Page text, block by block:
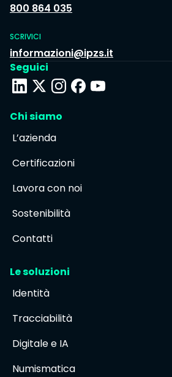
800 864 035
SCRIVICI
informazioni@ipzs.it
Seguici
Chi siamo
L’azienda
Certificazioni
Lavora con noi
Sostenibilità
Contatti
Le soluzioni
Identità
Tracciabilità
Digitale e IA
Numismatica